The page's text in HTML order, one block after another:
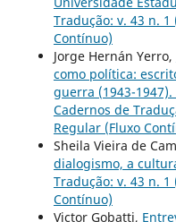
Tradução: v. 43 n. 1
Contínuo)
Jorge Hernán Yerro,
como política:
guerra (1943-1947).
Cadernos de
Regular (Fluxo
Sheila Vieira de
dialogismo, a
Tradução: v. 43 n. 1
Contínuo)
Victor Gobatti,